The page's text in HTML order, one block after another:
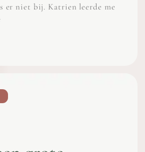
er niet bij. Katrien leerde me